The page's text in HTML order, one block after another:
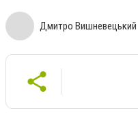
Дмитро Вишневецький